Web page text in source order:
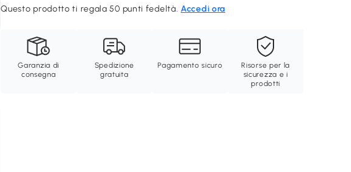
Questo prodotto ti regala 50 punti fedeltà.Accedi ora
Garanzia di
consegna
Spedizione
gratuita
Pagamento sicuro
Risorse per la
sicurezza e i
prodotti